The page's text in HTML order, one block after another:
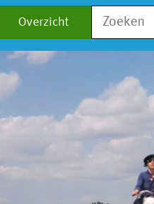
Overzicht
Zoek